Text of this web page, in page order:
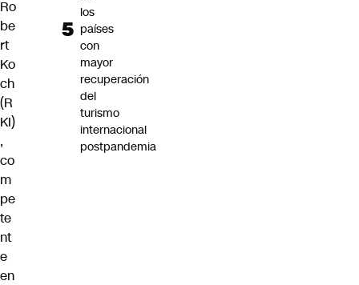
Ro
be
rt
Ko
ch
(R
KI)
,
co
m
pe
te
nt
e
en
los
países
con
mayor
recuperación
del
turismo
internacional
postpandemia